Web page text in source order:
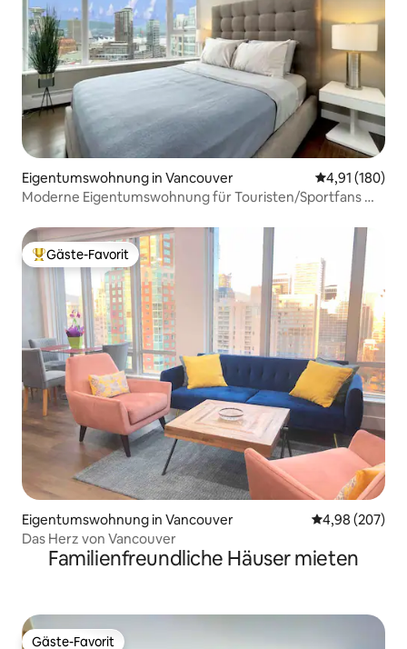
Eigentumswohnung in Vancouver
4,91 (180)
Moderne Eigentumswohnung für Touristen/Sportfans mit
Beliebter Gäste-Favorit.
Gäste-Favorit
Eigentumswohnung in Vancouver
4,98 (207)
Das Herz von Vancouver
Familienfreundliche Häuser mieten
Gäste-Favorit